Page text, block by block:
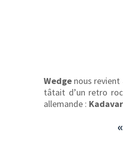
Wedge nous revient
tâtait d’un retro
allemande : Kadavar
«